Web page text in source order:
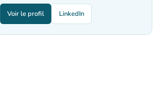
Voir le profil LinkedIn